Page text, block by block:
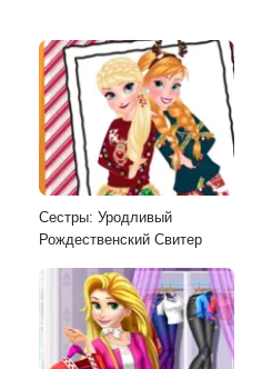
Сестры: Уродливый
Рождественский Свитер